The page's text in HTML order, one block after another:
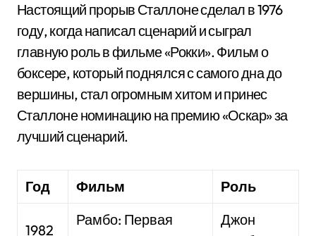
Настоящий прорыв Сталлоне сделал в 1976
году, когда написал сценарий и сыграл
главную роль в фильме «Рокки». Фильм о
боксере, который поднялся с самого дна до
вершины, стал огромным хитом и принес
Сталлоне номинацию на премию «Оскар» за
лучший сценарий.
Год Фильм Роль
1982
Рамбо: Первая
Джон